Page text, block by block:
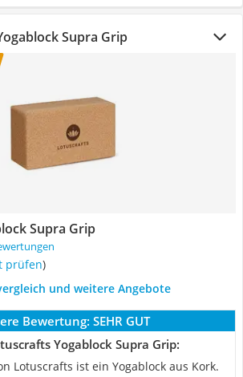
Supra Grip
Supra Grip
prüfen)
und weitere Angebote
Bewertung: SEHR GUT
Yogablock Supra Grip:
Lotuscrafts ist ein Yogablock aus Kork.